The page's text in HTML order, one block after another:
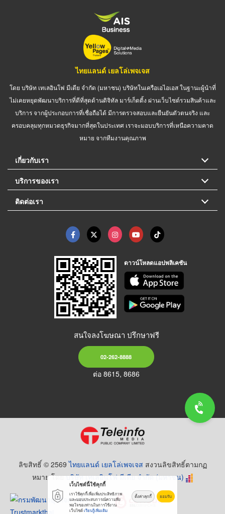
ไทยแลนด์ เยลโล่เพจเจส
โดย บริษัท เทเลอินโฟ มีเดีย จำกัด (มหาชน) บริษัทในเครือเอไอเอส ในฐานะผู้นำที่
ไม่เคยหยุดพัฒนาบริการที่ดีที่สุดด้านดิจิทัล มาร์เก็ตติ้ง ผ่านเว็บไซต์รวมสินค้าและ
บริการ จากผู้ประกอบการที่เชื่อถือได้ มีการตรวจสอบและยืนยันตัวตนจริง และ
ครอบคลุมทุกหมวดธุรกิจมากที่สุดในประเทศ เราจะมอบบริการที่เหนือความคาด
หมาย จากทีมงานคุณภาพ
เกี่ยวกับเรา
บริการของเรา
ติดต่อเรา
ดาวน์โหลดแอปพลิเคชัน
สนใจลงโฆษณา ปรึกษาฟรี
02-262-8888
ต่อ 8615, 8686
ลิขสิทธิ์ © 2569ไทยแลนด์ เยลโล่เพจเจส สงวนลิขสิทธิ์ตามกฏ
หมาย โดยบริษัท เทเลอินโฟ มีเดีย จำกัด (มหาชน)
เว็บไซต์นี้ใช้คุกกี้
เราใช้คุกกี้เพื่อเพิ่มประสิทธิภาพ
และมอบประสบการณ์ความพึง
พอใจของท่านในการใช้งาน
เว็บไซต์เรียนรู้เพิ่มเติม
ตั้งค่าคุกกี้ ยอมรับ